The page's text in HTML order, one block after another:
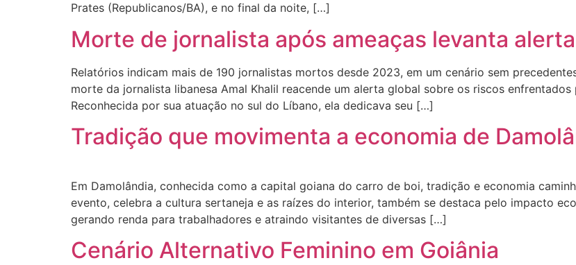
Prates (Republicanos/BA), e no final da noite, […]
Morte de jornalista após ameaças levanta
Relatórios indicam mais de 190 jornalistas mortos desde 2023, em um cenário sem
morte da jornalista libanesa Amal Khalil reacende um alerta global sobre os riscos
Reconhecida por sua atuação no sul do Líbano, ela dedicava seu […]
Tradição que movimenta a economia de
Em Damolândia, conhecida como a capital goiana do carro de boi, tradição e economia
evento, celebra a cultura sertaneja e as raízes do interior, também se destaca pelo impacto
gerando renda para trabalhadores e atraindo visitantes de diversas […]
Cenário Alternativo Feminino em Goiânia